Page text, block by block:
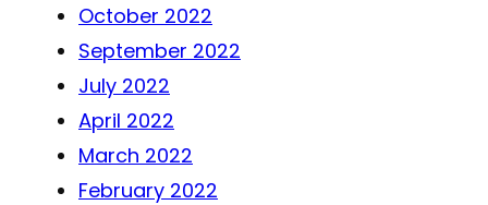
October 2022
September 2022
July 2022
April 2022
March 2022
February 2022